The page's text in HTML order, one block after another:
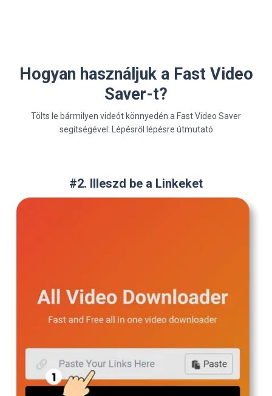
Hogyan használjuk a Fast Video
Saver-t?
Tölts le bármilyen videót könnyedén a Fast Video Saver
segítségével: Lépésről lépésre útmutató
#2. Illeszd be a Linkeket